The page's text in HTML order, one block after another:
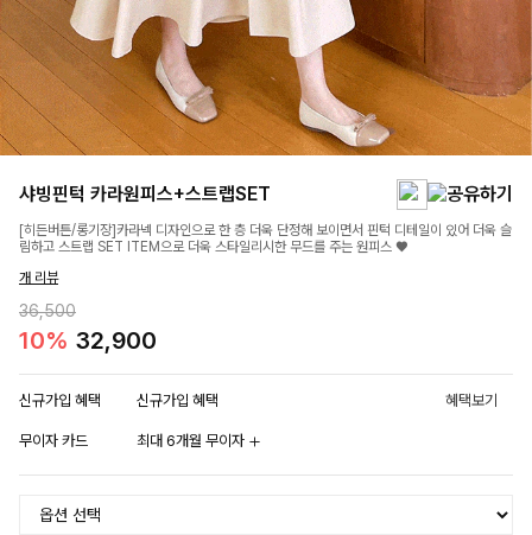
샤빙핀턱 카라원피스+스트랩SET
[히든버튼/롱기장]카라넥 디자인으로 한 층 더욱 단정해 보이면서 핀턱 디테일이 있어 더욱 슬
림하고 스트랩 SET ITEM으로 더욱 스타일리시한 무드를 주는 원피스 ♥
개 리뷰
36,500
10% 32,900
신규가입 혜택 신규가입 혜택 혜택보기
무이자 카드 최대 6개월 무이자